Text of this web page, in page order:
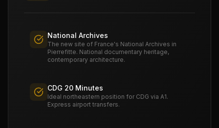
National Archives
The new site of France's National Archives in
Pierrefitte. National documentary heritage,
contemporary architecture.
CDG 20 Minutes
Ideal northeastern position for CDG via A1.
Express airport transfers.